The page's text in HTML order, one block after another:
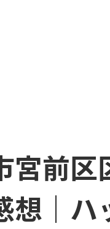
宮前区
想｜ハ